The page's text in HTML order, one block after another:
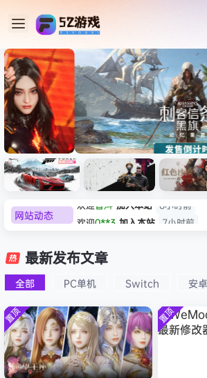
虚拟机版/Assassin’s Creed
HYPERVISOR》免安装中文
版
速：地平
线
6（Forza
Horizon
6）免安装
中文版
心/Atomi
c
Heart》
文版
n
SOR）
安装中
版
网站动态
欢迎 V****y
欢迎j***j
欢迎1******4 加入本站
8月5
w******g 签到获取 49 点
欢迎w******g 加入本站
8月4
欢迎Z******U 加入本站
欢迎k******2 加入本站
最新发布文章
全部 PC单机 Switch 安
置顶 置顶